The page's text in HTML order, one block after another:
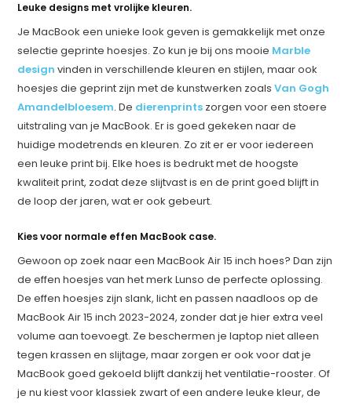
Leuke designs met vrolijke kleuren.
Je MacBook een unieke look geven is gemakkelijk met onze
selectie geprinte hoesjes. Zo kun je bij ons mooie Marble
design vinden in verschillende kleuren en stijlen, maar ook
hoesjes die geprint zijn met de kunstwerken zoalsVan Gogh
Amandelbloesem. De dierenprints zorgen voor een stoere
uitstraling van je MacBook. Er is goed gekeken naar de
huidige modetrends en kleuren. Zo zit er er voor iedereen
een leuke print bij. Elke hoes is bedrukt met de hoogste
kwaliteit print, zodat deze slijtvast is en de print goed blijft in
de loop der jaren, wat er ook gebeurt.
Kies voor normale effen MacBook case.
Gewoon op zoek naar een MacBook Air 15 inch hoes? Dan zijn
de effen hoesjes van het merk Lunso de perfecte oplossing.
De effen hoesjes zijn slank, licht en passen naadloos op de
MacBook Air 15 inch 2023-2024, zonder dat je hier extra veel
volume aan toevoegt. Ze beschermen je laptop niet alleen
tegen krassen en slijtage, maar zorgen er ook voor dat je
MacBook goed gekoeld blijft dankzij het ventilatie-rooster. Of
je nu kiest voor klassiek zwart of een andere leuke kleur, de